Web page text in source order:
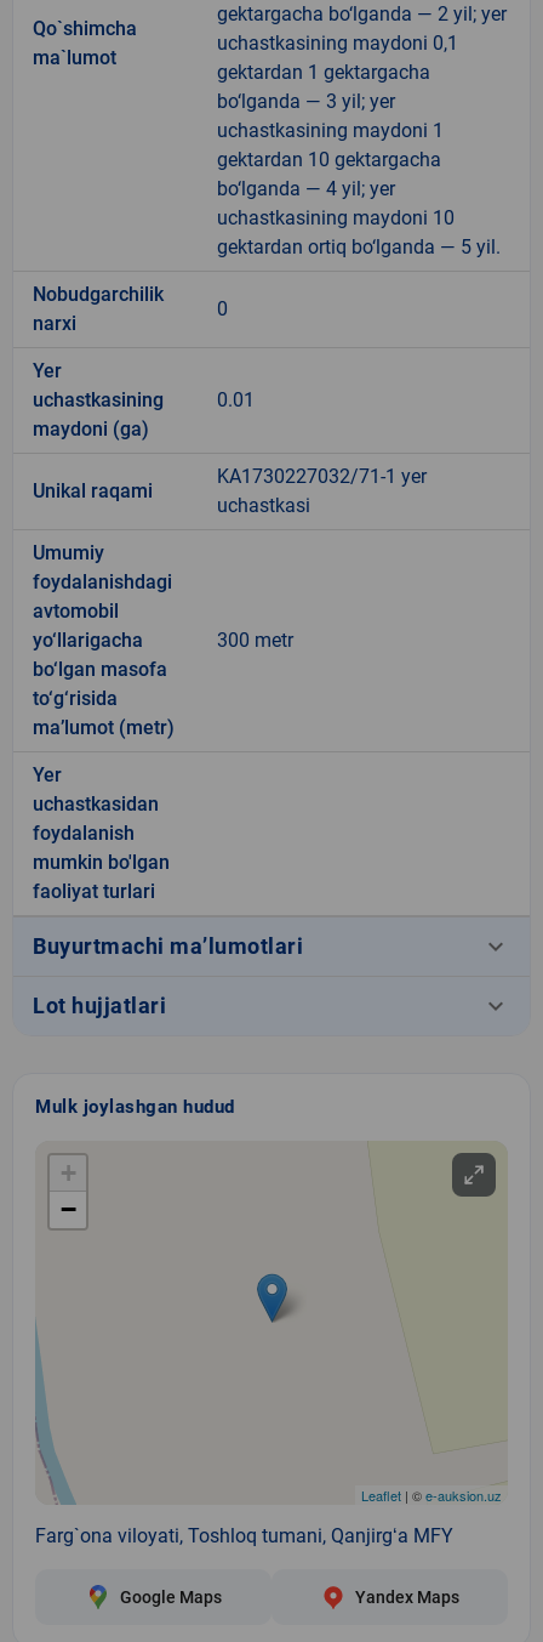
Qo`shimcha
ma`lumot
gektargacha bo‘lganda — 2 yil; yer
uchastkasining maydoni 0,1
gektardan 1 gektargacha
bo‘lganda — 3 yil; yer
uchastkasining maydoni 1
gektardan 10 gektargacha
bo‘lganda — 4 yil; yer
uchastkasining maydoni 10
gektardan ortiq bo‘lganda — 5 yil.
Nobudgarchilik
narxi
0
Yer
uchastkasining
maydoni (ga)
0.01
Unikal raqami
KA1730227032/71-1 yer
uchastkasi
Umumiy
foydalanishdagi
avtomobil
yo‘llarigacha
bo‘lgan masofa
to‘g‘risida
ma’lumot (metr)
300 metr
Yer
uchastkasidan
foydalanish
mumkin bo'lgan
faoliyat turlari
Buyurtmachi ma’lumotlari keyboard_arrow_down
Lot hujjatlari keyboard_arrow_down
Mulk joylashgan hudud
+
−
Leaflet | ©e-auksion.uz
Farg`ona viloyati, Toshloq tumani, Qanjirgʻa MFY
Google Maps Yandex Maps